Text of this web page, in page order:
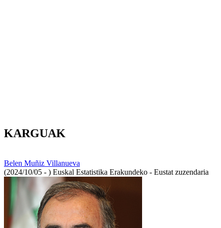
KARGUAK
Belen Muñiz Villanueva
(2024/10/05 - ) Euskal Estatistika Erakundeko - Eustat zuzendaria